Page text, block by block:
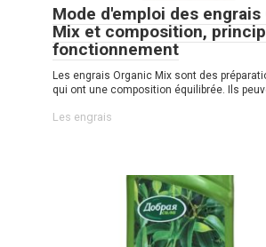
Mode d'emploi des engrais
Mix et composition,
fonctionnement
Les engrais Organic Mix sont des
qui ont une composition équilibrée. Ils
Les engrais